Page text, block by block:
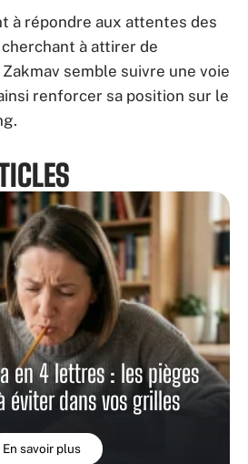
à répondre aux attentes des
à attirer de
semble suivre une voie
renforcer sa position sur le
en 4 lettres : les pièges
éviter dans vos grilles
En savoir plus